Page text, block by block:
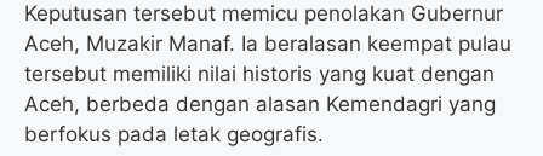
Keputusan tersebut memicu penolakan Gubernur
Aceh, Muzakir Manaf. Ia beralasan keempat pulau
tersebut memiliki nilai historis yang kuat dengan
Aceh, berbeda dengan alasan Kemendagri yang
berfokus pada letak geografis.